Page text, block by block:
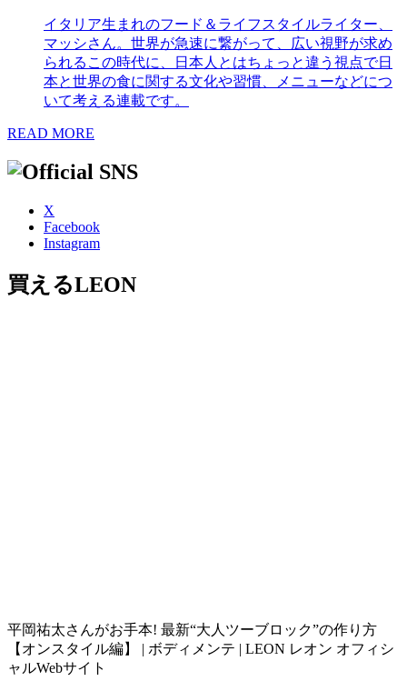
イタリア生まれのフード＆ライフスタイルライター、
マッシさん。世界が急速に繋がって、広い視野が求め
られるこの時代に、日本人とはちょっと違う視点で日
本と世界の食に関する文化や習慣、メニューなどにつ
いて考える連載です。
READ MORE
X
Facebook
Instagram
買えるLEON
平岡祐太さんがお手本! 最新“大人ツーブロック”の作り方
【オンスタイル編】 | ボディメンテ | LEON レオン オフィシ
ャルWebサイト